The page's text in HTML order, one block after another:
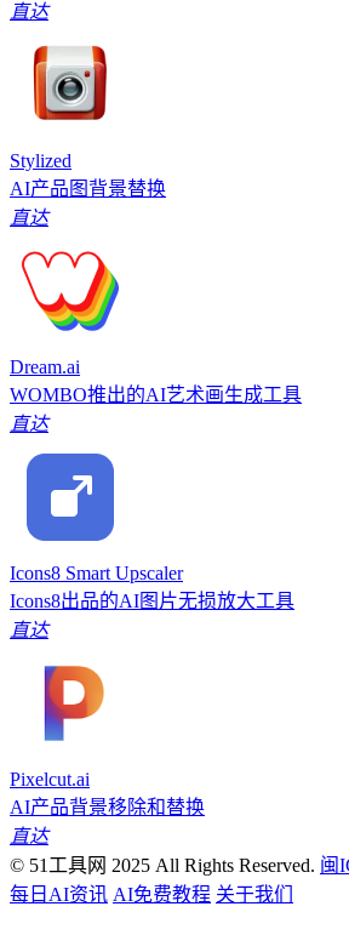
直达
Stylized
AI产品图背景替换
直达
Dream.ai
WOMBO推出的AI艺术画生成工具
直达
Icons8 Smart Upscaler
Icons8出品的AI图片无损放大工具
直达
Pixelcut.ai
AI产品背景移除和替换
直达
© 51工具网 2025 All Rights Reserved. 闽
每日AI资讯 AI免费教程 关于我们